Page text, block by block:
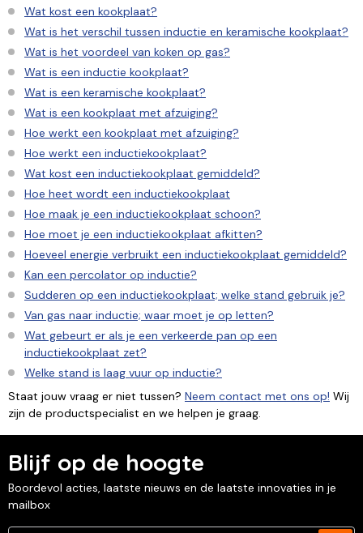
Wat kost een kookplaat?
Wat is het verschil tussen inductie en keramische kookplaat?
Wat is het voordeel van koken op gas?
Wat is een inductie kookplaat?
Wat is een keramische kookplaat?
Wat is een kookplaat met afzuiging?
Hoe werkt een kookplaat met afzuiging?
Hoe werkt een inductiekookplaat?
Wat kost een inductiekookplaat gemiddeld?
Hoe heet wordt een inductiekookplaat
Hoe maak je een inductiekookplaat schoon?
Hoe moet je een inductiekookplaat afkitten?
Hoeveel energie verbruikt een inductiekookplaat gemiddeld?
Kan een percolator op inductie?
Sudderen op een inductiekookplaat; welke stand gebruik je?
Van gas naar inductie; waar moet je op letten?
Wat gebeurt er als je een verkeerde pan op een
inductiekookplaat zet?
Welke stand is laag vuur op inductie?
Staat jouw vraag er niet tussen? Neem contact met ons op! Wij
zijn de productspecialist en we helpen je graag.
Blijf op de hoogte
Boordevol acties, laatste nieuws en de laatste innovaties in je
mailbox